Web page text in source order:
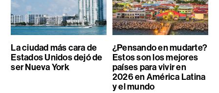
La ciudad más cara de
Estados Unidos dejó de
ser Nueva York
¿Pensando en mudarte?
Estos son los mejores
países para vivir en
2026 en América Latina
y el mundo